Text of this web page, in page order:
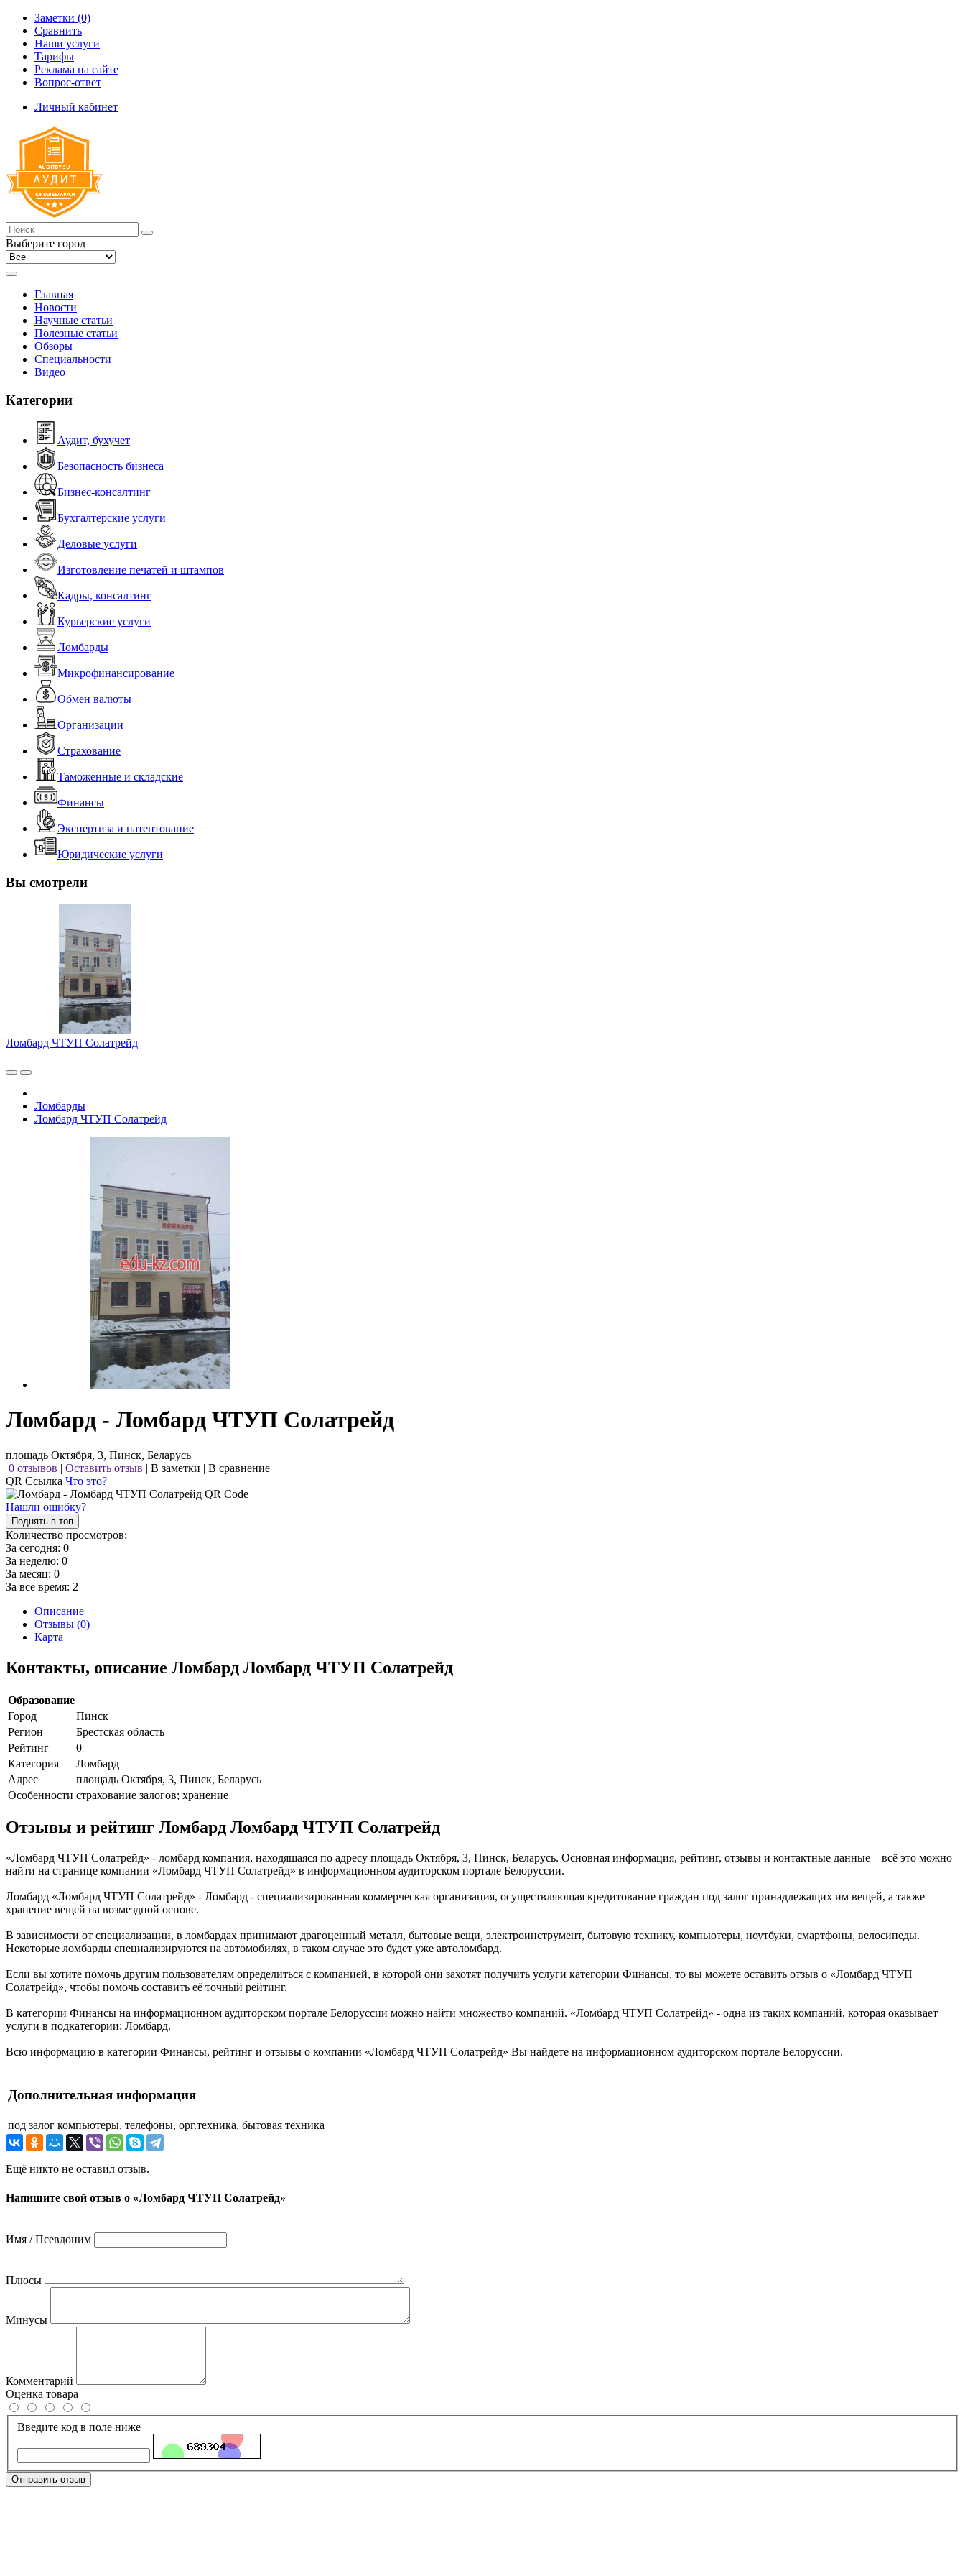
Заметки (0)
Сравнить
Наши услуги
Тарифы
Реклама на сайте
Вопрос-ответ
Личный кабинет
Выберите город
Главная
Новости
Научные статьи
Полезные статьи
Обзоры
Специальности
Видео
Категории
Аудит, бухучет
Безопасность бизнеса
Бизнес-консалтинг
Бухгалтерские услуги
Деловые услуги
Изготовление печатей и штампов
Кадры, консалтинг
Курьерские услуги
Ломбарды
Микрофинансирование
Обмен валюты
Организации
Страхование
Таможенные и складские
Финансы
Экспертиза и патентование
Юридические услуги
Вы смотрели
Ломбард ЧТУП Солатрейд
Ломбарды
Ломбард ЧТУП Солатрейд
Ломбард - Ломбард ЧТУП Солатрейд
площадь Октября, 3, Пинск, Беларусь
0 отзывов | Оставить отзыв | В заметки | В сравнение
QR Ссылка Что это?
Нашли ошибку?
Поднять в топ
Количество просмотров:
За сегодня: 0
За неделю: 0
За месяц: 0
За все время: 2
Описание
Отзывы (0)
Карта
Контакты, описание Ломбард Ломбард ЧТУП Солатрейд
Образование
Город
Пинск
Регион
Брестская область
Рейтинг
0
Категория
Ломбард
Адрес
площадь Октября, 3, Пинск, Беларусь
Особенности страхование залогов; хранение
Отзывы и рейтинг Ломбард Ломбард ЧТУП Солатрейд
«Ломбард ЧТУП Солатрейд» - ломбард компания, находящаяся по адресу площадь Октября, 3, Пинск, Беларусь. Основная информация, рейтинг, отзывы и контактные данные – всё это можно
найти на странице компании «Ломбард ЧТУП Солатрейд» в информационном аудиторском портале Белоруссии.
Ломбард «Ломбард ЧТУП Солатрейд» - Ломбард - специализированная коммерческая организация, осуществляющая кредитование граждан под залог принадлежащих им вещей, а также
хранение вещей на возмездной основе.
В зависимости от специализации, в ломбардах принимают драгоценный металл, бытовые вещи, электроинструмент, бытовую технику, компьютеры, ноутбуки, смартфоны, велосипеды.
Некоторые ломбарды специализируются на автомобилях, в таком случае это будет уже автоломбард.
Если вы хотите помочь другим пользователям определиться с компанией, в которой они захотят получить услуги категории Финансы, то вы можете оставить отзыв о «Ломбард ЧТУП
Солатрейд», чтобы помочь составить её точный рейтинг.
В категории Финансы на информационном аудиторском портале Белоруссии можно найти множество компаний. «Ломбард ЧТУП Солатрейд» - одна из таких компаний, которая оказывает
услуги в подкатегории: Ломбард.
Всю информацию в категории Финансы, рейтинг и отзывы о компании «Ломбард ЧТУП Солатрейд» Вы найдете на информационном аудиторском портале Белоруссии.
Дополнительная информация
под залог компьютеры, телефоны, орг.техника, бытовая техника
Ещё никто не оставил отзыв.
Напишите свой отзыв о «Ломбард ЧТУП Солатрейд»
Имя / Псевдоним
Плюсы
Минусы
Комментарий
Оценка товара
Введите код в поле ниже
Отправить отзыв